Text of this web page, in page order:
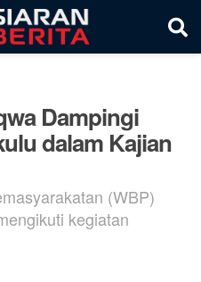
Dampingi
dalam Kajian
(WBP)
kegiatan